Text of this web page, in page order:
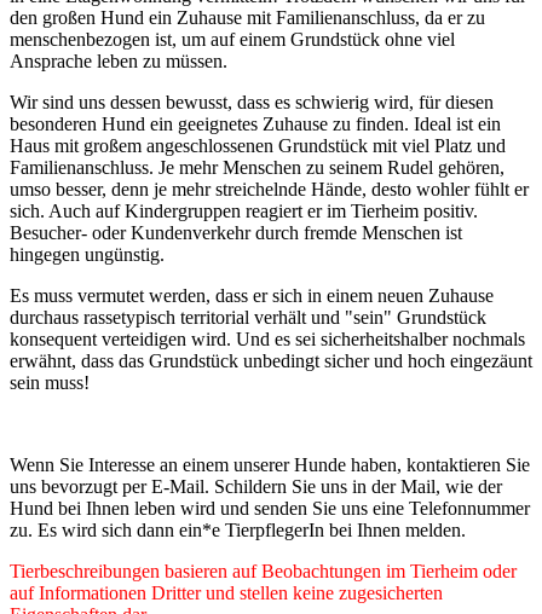
den großen Hund ein Zuhause mit Familienanschluss, da er zu
menschenbezogen ist, um auf einem Grundstück ohne viel
Ansprache leben zu müssen.
Wir sind uns dessen bewusst, dass es schwierig wird, für diesen
besonderen Hund ein geeignetes Zuhause zu finden. Ideal ist ein
Haus mit großem angeschlossenen Grundstück mit viel Platz und
Familienanschluss. Je mehr Menschen zu seinem Rudel gehören,
umso besser, denn je mehr streichelnde Hände, desto wohler fühlt er
sich. Auch auf Kindergruppen reagiert er im Tierheim positiv.
Besucher- oder Kundenverkehr durch fremde Menschen ist
hingegen ungünstig.
Es muss vermutet werden, dass er sich in einem neuen Zuhause
durchaus rassetypisch territorial verhält und "sein" Grundstück
konsequent verteidigen wird. Und es sei sicherheitshalber nochmals
erwähnt, dass das Grundstück unbedingt sicher und hoch eingezäunt
sein muss!
Wenn Sie Interesse an einem unserer Hunde haben, kontaktieren Sie
uns bevorzugt per E-Mail. Schildern Sie uns in der Mail, wie der
Hund bei Ihnen leben wird und senden Sie uns eine Telefonnummer
zu. Es wird sich dann ein*e TierpflegerIn bei Ihnen melden.
Tierbeschreibungen basieren auf Beobachtungen im Tierheim oder
auf Informationen Dritter und stellen keine zugesicherten